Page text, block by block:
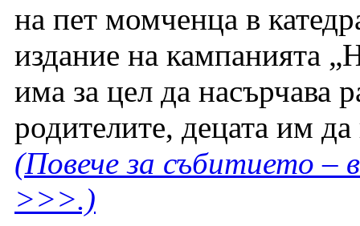
на пет момченца в
издание на кампанията
има за цел да насърчава
родителите, децата им
(Повече за събитието –
>>>.)